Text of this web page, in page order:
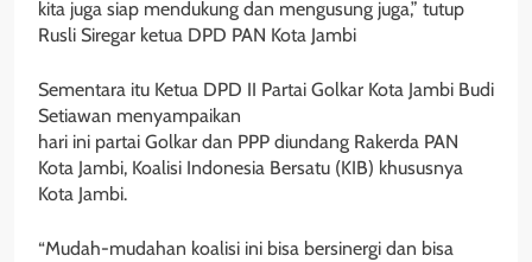
kita juga siap mendukung dan mengusung juga,” tutup
Rusli Siregar ketua DPD PAN Kota Jambi
Sementara itu Ketua DPD II Partai Golkar Kota Jambi Budi
Setiawan menyampaikan
hari ini partai Golkar dan PPP diundang Rakerda PAN
Kota Jambi, Koalisi Indonesia Bersatu (KIB) khususnya
Kota Jambi.
“Mudah-mudahan koalisi ini bisa bersinergi dan bisa